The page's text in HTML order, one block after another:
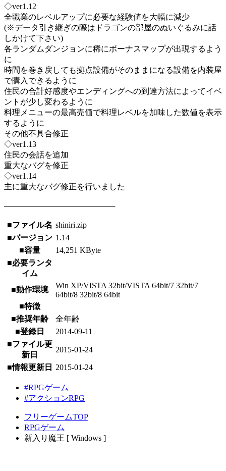
◇ver1.12
全職業のレベルアップに必要な経験値を大幅に減少
(※データ引き継ぎの際はドラゴンの部屋のぬいぐるみに話
しかけて下さい)
各ランダムダンジョンに稀にボーナスマップが出現するよう
に
時間を巻き戻しても拠点設備がそのままになる設備を内装屋
で購入できるように
住民の合計好感度やエンディングへの到達方法によってイベ
ントが少し変わるように
料理メニューの最高売価で料理レベルを加味した数値を表示
するように
その他不具合修正
◇ver1.13
住民の会話を追加
重大なバグを修正
◇ver1.14
主に重大なバグ修正を行いました
────────────────────
■ファイル名 shiniri.zip
■バージョン 1.14
■容量
14,251 KByte
■必要ランタ
イム
■動作環境
Win XP/VISTA 32bit/VISTA 64bit/7 32bit/7
64bit/8 32bit/8 64bit
■特徴
■推奨年齢
全年齢
■登録日
2014-09-11
■ファイル更
新日
2015-01-24
■情報更新日 2015-01-24
#RPGゲーム
#アクションRPG
フリーゲームTOP
RPGゲーム
新入り魔王 [ Windows ]